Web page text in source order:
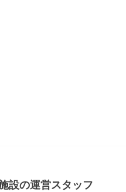
設の運営スタッフ